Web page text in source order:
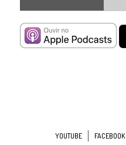
YOUTUBE FACEBOOK